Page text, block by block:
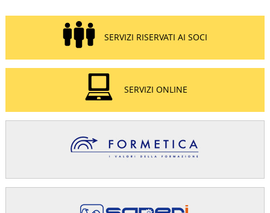
SERVIZI RISERVATI AI SOCI
SERVIZI ONLINE